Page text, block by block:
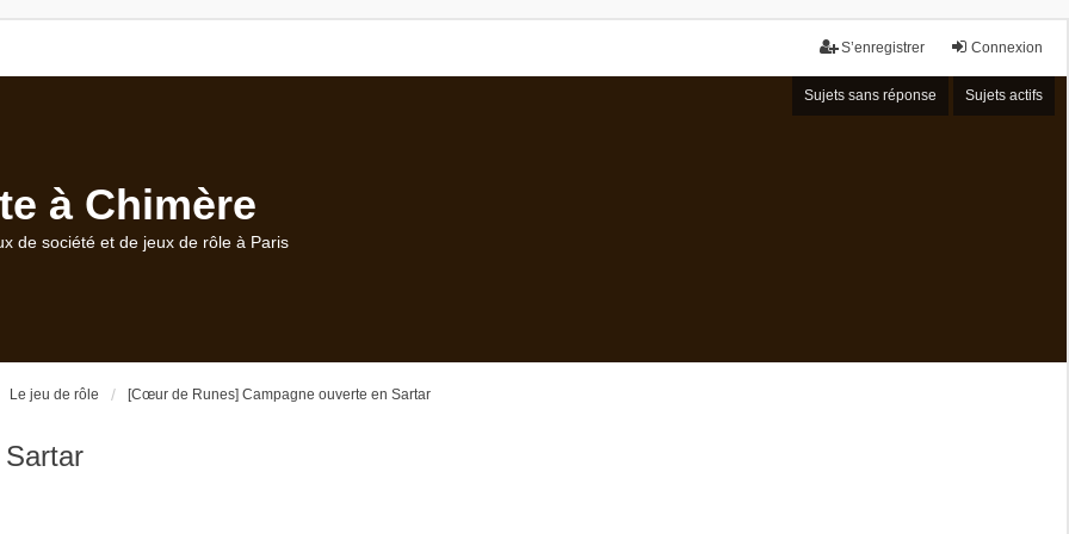
Connexion
S’enregistrer
Sujets sans réponse Sujets actifs
à Chimère
de société et de jeux de rôle à Paris
Le jeu de rôle [Cœur de Runes] Campagne ouverte en Sartar